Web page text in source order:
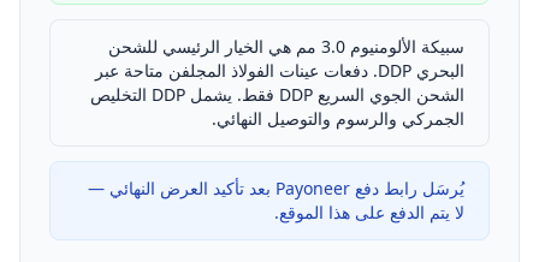
سبيكة الألومنيوم 3.0 مم هي الخيار الرئيسي للشحن
البحري DDP. دفعات عينات الفولاذ المجلفن متاحة عبر
الشحن الجوي السريع DDP فقط.
يشمل DDP التخليص
الجمركي والرسوم والتوصيل النهائي.
يُرسَل رابط دفع Payoneer بعد تأكيد العرض النهائي —
لا يتم الدفع على هذا الموقع.